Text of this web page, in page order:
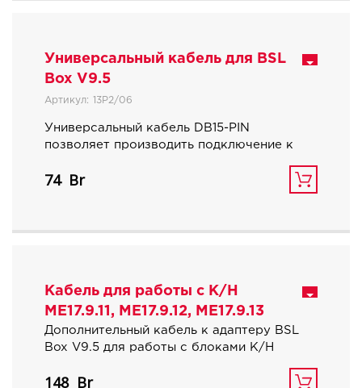
Универсальный кабель для BSL
Box V9.5
Артикул: 13P2/06
Универсальный кабель DB15-PIN
позволяет производить подключение к
блоков управления. Представляет собой
Кабель оснащен дополнительной парой
контактов по цепи «VECU» и парой
дополнительных контактов по цепи
«VKEY», что в совокупности позволяет
напряжений (четыре маленьких контакта
74
Кабель для работы с К/Н
ME17.9.11, ME17.9.12, ME17.9.13
Дополнительный кабель к адаптеру BSL
Box V9.5 для работы с блоками К/Н
Имеет два разъема дл
148